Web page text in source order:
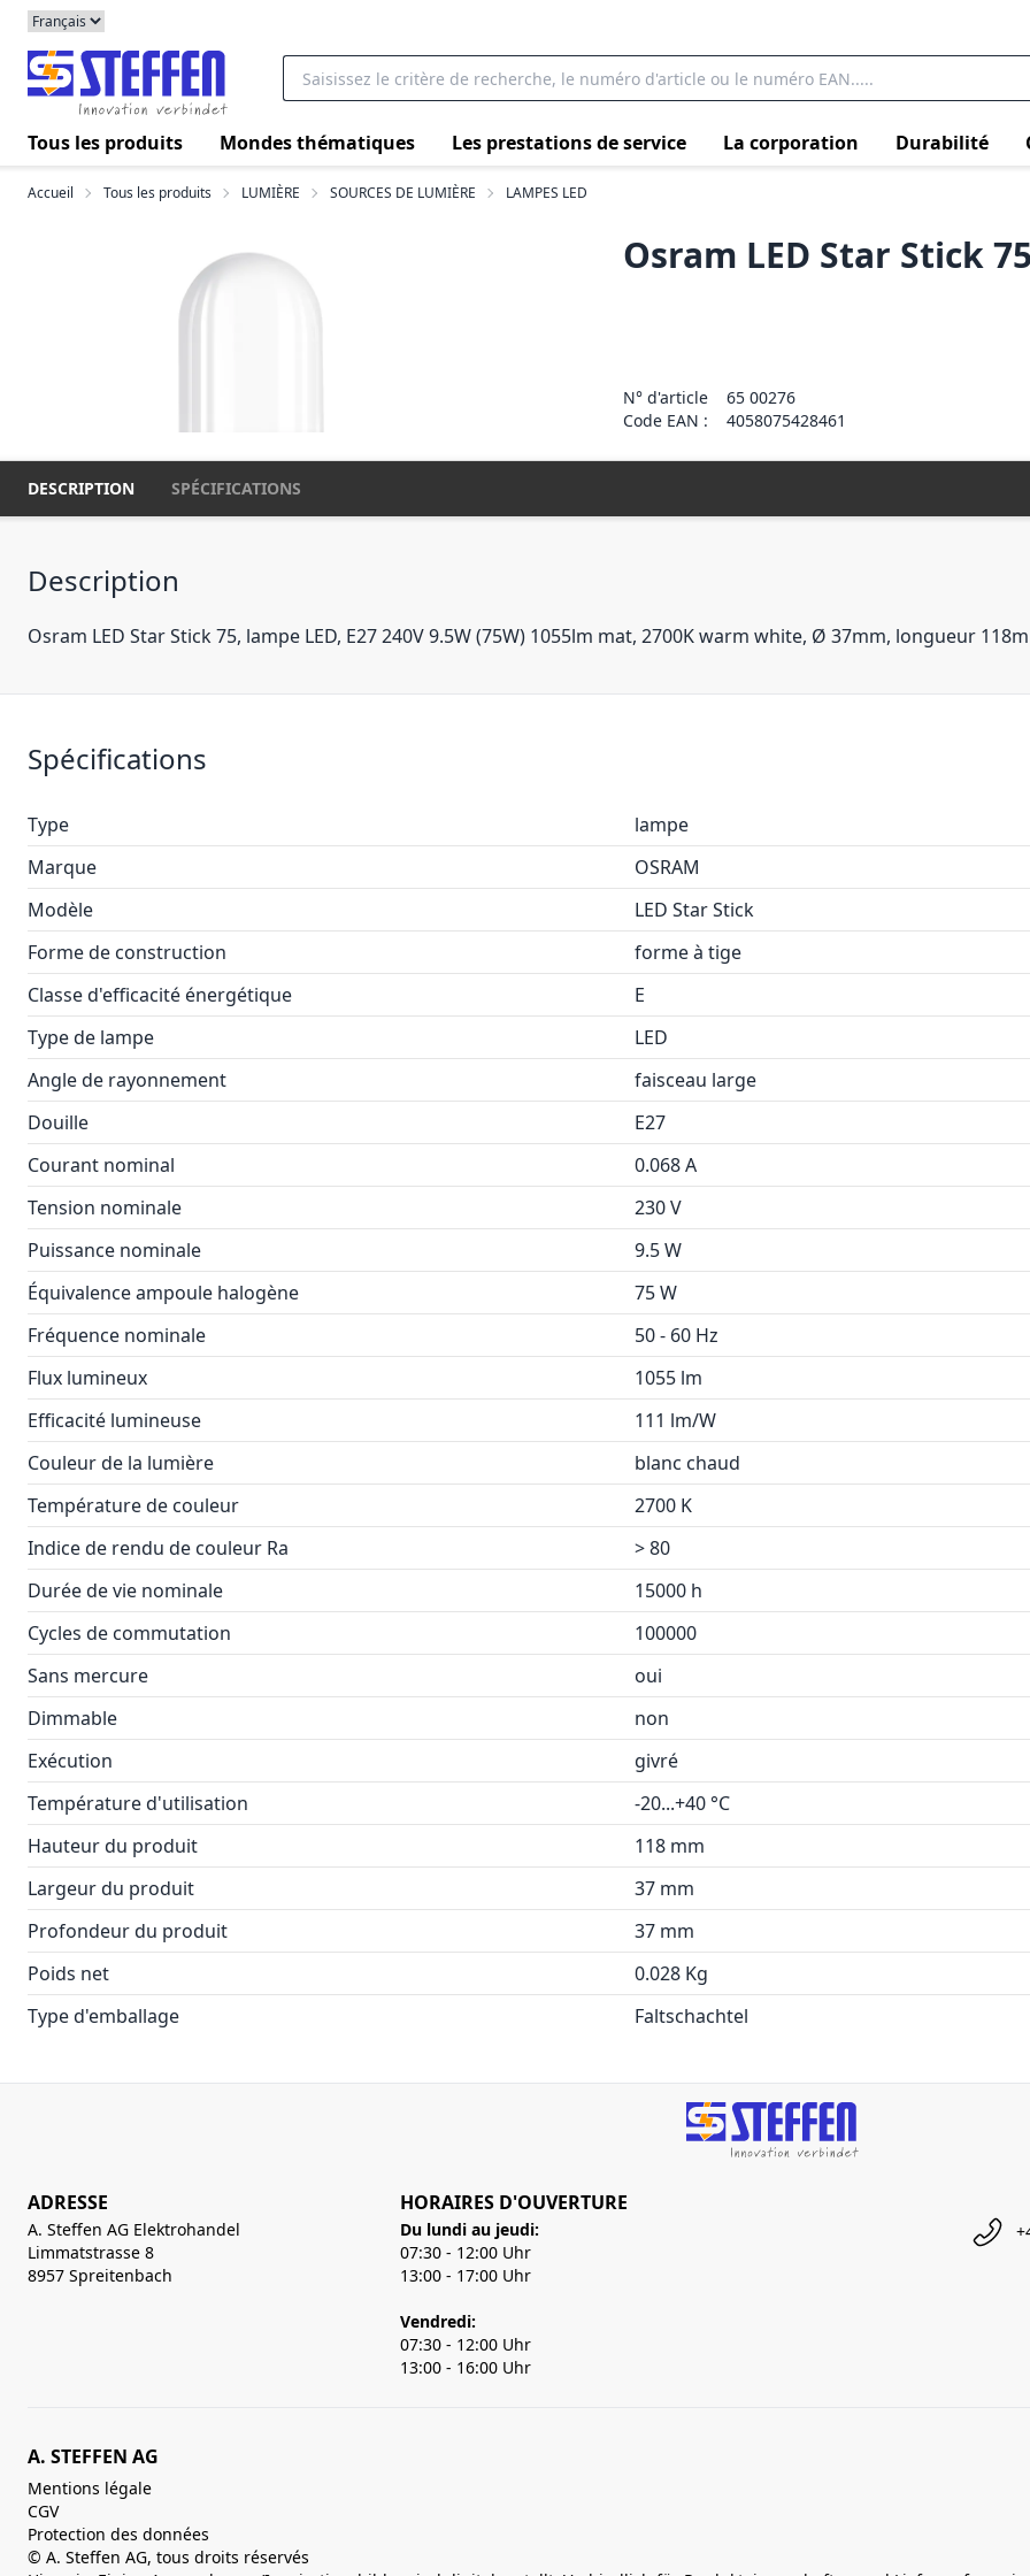
Tous les produits Mondes thématiques Les prestations de service La corporation Durabilité
Accueil Tous les produits LUMIÈRE SOURCES DE LUMIÈRE LAMPES LED
Osram LED Star Stick
N° d'article
65 00276
Code EAN :
4058075428461
DESCRIPTION SPÉCIFICATIONS
Description
Osram LED Star Stick 75, lampe LED, E27 240V 9.5W (75W) 1055lm mat, 2700K warm white, Ø 37mm, longueur
Spécifications
Type
lampe
Marque
OSRAM
Modèle
LED Star Stick
Forme de construction
forme à tige
Classe d'efficacité énergétique
E
Type de lampe
LED
Angle de rayonnement
faisceau large
Douille
E27
Courant nominal
0.068 A
Tension nominale
230 V
Puissance nominale
9.5 W
Équivalence ampoule halogène
75 W
Fréquence nominale
50 - 60 Hz
Flux lumineux
1055 lm
Efficacité lumineuse
111 lm/W
Couleur de la lumière
blanc chaud
Température de couleur
2700 K
Indice de rendu de couleur Ra
> 80
Durée de vie nominale
15000 h
Cycles de commutation
100000
Sans mercure
oui
Dimmable
non
Exécution
givré
Température d'utilisation
-20...+40 °C
Hauteur du produit
118 mm
Largeur du produit
37 mm
Profondeur du produit
37 mm
Poids net
0.028 Kg
Type d'emballage
Faltschachtel
ADRESSE
A. Steffen AG Elektrohandel
Limmatstrasse 8
8957 Spreitenbach
HORAIRES D'OUVERTURE
Du lundi au jeudi:
07:30 - 12:00 Uhr
13:00 - 17:00 Uhr
Vendredi:
07:30 - 12:00 Uhr
13:00 - 16:00 Uhr
A. STEFFEN AG
Mentions légale
CGV
Protection des données
© A. Steffen AG, tous droits réservés